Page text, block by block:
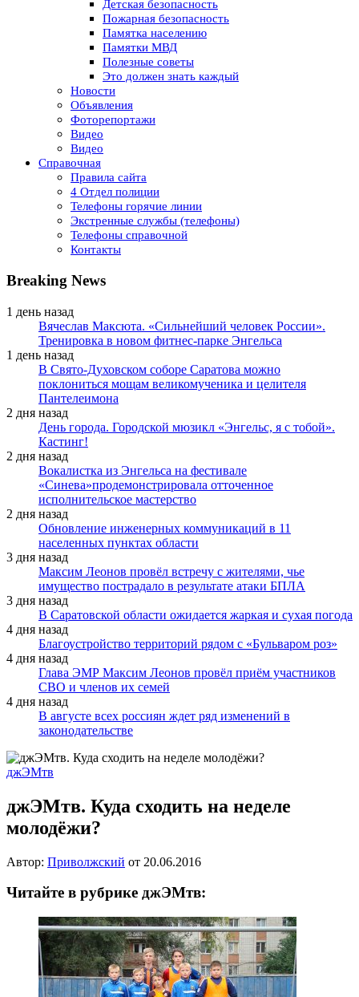
Детская безопасность
Пожарная безопасность
Памятка населению
Памятки МВД
Полезные советы
Это должен знать каждый
Новости
Объявления
Фоторепортажи
Видео
Видео
Справочная
Правила сайта
4 Отдел полиции
Телефоны горячие линии
Экстренные службы (телефоны)
Телефоны справочной
Контакты
Breaking News
1 день назад
Вячеслав Максюта. «Сильнейший человек России».
Тренировка в новом фитнес-парке Энгельса
1 день назад
В Свято-Духовском соборе Саратова можно
поклониться мощам великомученика и целителя
Пантелеимона
2 дня назад
День города. Городской мюзикл «Энгельс, я с тобой».
Кастинг!
2 дня назад
Вокалистка из Энгельса на фестивале
«Синева»продемонстрировала отточенное
исполнительское мастерство
2 дня назад
Обновление инженерных коммуникаций в 11
населенных пунктах области
3 дня назад
Максим Леонов провёл встречу с жителями, чье
имущество пострадало в результате атаки БПЛА
3 дня назад
В Саратовской области ожидается жаркая и сухая погода
4 дня назад
Благоустройство территорий рядом с «Бульваром роз»
4 дня назад
Глава ЭМР Максим Леонов провёл приём участников
СВО и членов их семей
4 дня назад
В августе всех россиян ждет ряд изменений в
законодательстве
джЭМтв
джЭМтв. Куда сходить на неделе
молодёжи?
Автор: Приволжский от 20.06.2016
Читайте в рубрике джЭМтв: